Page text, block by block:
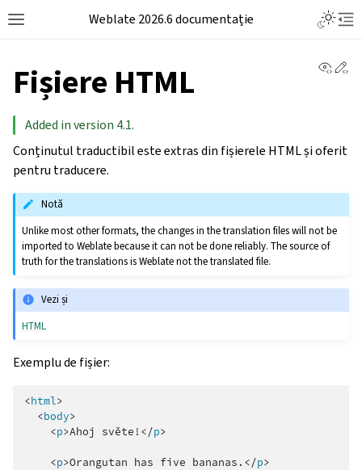
Weblate 2026.6 documentație
Fișiere HTML
Added in version 4.1.
Conținutul traductibil este extras din fișierele HTML și oferit
pentru traducere.
Notă
Unlike most other formats, the changes in the translation files will not be
imported to Weblate because it can not be done reliably. The source of
truth for the translations is Weblate not the translated file.
Vezi și
HTML
Exemplu de fișier:
<html>
<body>
<p>Ahoj světe! </p>
<p>Orangutan has five bananas. </p>